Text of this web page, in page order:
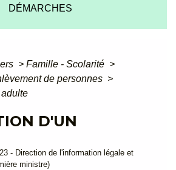
DÉMARCHES
> Famille - Scolarité >
de personnes >
D'UN
- Direction de l'information légale et
ministre)